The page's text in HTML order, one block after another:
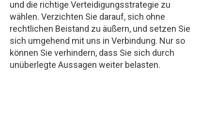
und die richtige Verteidigungsstrategie zu
wählen. Verzichten Sie darauf, sich ohne
rechtlichen Beistand zu äußern, und setzen Sie
sich umgehend mit uns in Verbindung. Nur so
können Sie verhindern, dass Sie sich durch
unüberlegte Aussagen weiter belasten.